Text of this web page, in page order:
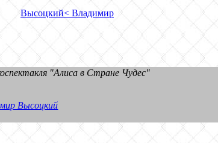
Высоцкий< Владимир
"Алиса в Стране Чудес"
Высоцкий